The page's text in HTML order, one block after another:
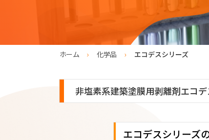
現地出張工事
REB-
REB-
ネオ
エコ
フリ
ホーム 化学品 エコデスシリーズ
非塩素系建築塗膜用剥離剤エコ
エコデスシリーズ